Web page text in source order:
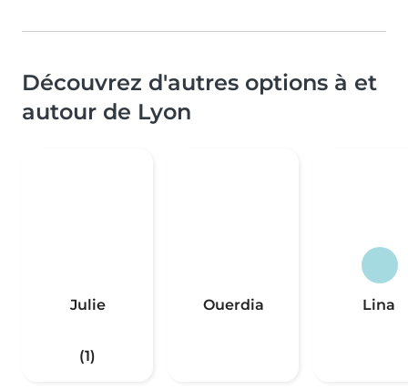
Découvrez d'autres options à et
autour de Lyon
Julie
(1)
Ouerdia Lina